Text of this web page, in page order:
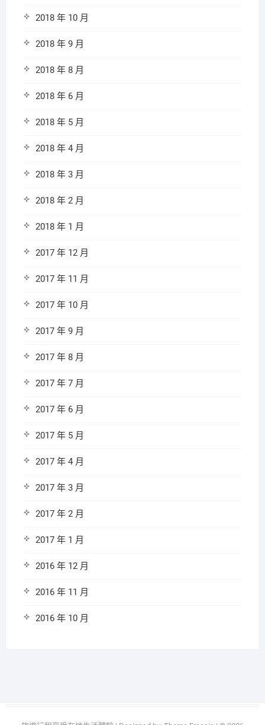
2018 年 10 月
2018 年 9 月
2018 年 8 月
2018 年 6 月
2018 年 5 月
2018 年 4 月
2018 年 3 月
2018 年 2 月
2018 年 1 月
2017 年 12 月
2017 年 11 月
2017 年 10 月
2017 年 9 月
2017 年 8 月
2017 年 7 月
2017 年 6 月
2017 年 5 月
2017 年 4 月
2017 年 3 月
2017 年 2 月
2017 年 1 月
2016 年 12 月
2016 年 11 月
2016 年 10 月